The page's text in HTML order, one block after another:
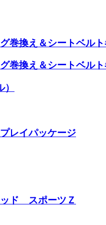
巻換え＆シートベルト
巻換え＆シートベルト
レイパッケージ
ド スポーツＺ